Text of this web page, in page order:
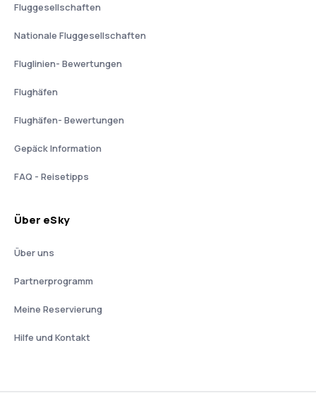
Fluggesellschaften
Nationale Fluggesellschaften
Fluglinien- Bewertungen
Flughäfen
Flughäfen- Bewertungen
Gepäck Information
FAQ - Reisetipps
Über eSky
Über uns
Partnerprogramm
Meine Reservierung
Hilfe und Kontakt